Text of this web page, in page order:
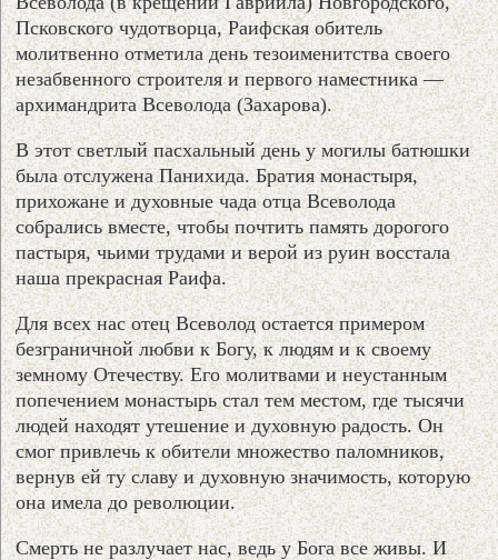
Псковского чудотворца, Раифская обитель
молитвенно отметила день тезоименитства своего
незабвенного строителя и первого наместника —
архимандрита Всеволода (Захарова).
В этот светлый пасхальный день у могилы батюшки
была отслужена Панихида. Братия монастыря,
прихожане и духовные чада отца Всеволода
собрались вместе, чтобы почтить память дорогого
пастыря, чьими трудами и верой из руин восстала
наша прекрасная Раифа.
Для всех нас отец Всеволод остается примером
безграничной любви к Богу, к людям и к своему
земному Отечеству. Его молитвами и неустанным
попечением монастырь стал тем местом, где тысячи
людей находят утешение и духовную радость. Он
смог привлечь к обители множество паломников,
вернув ей ту славу и духовную значимость, которую
она имела до революции.
Смерть не разлучает нас, ведь у Бога все живы. И